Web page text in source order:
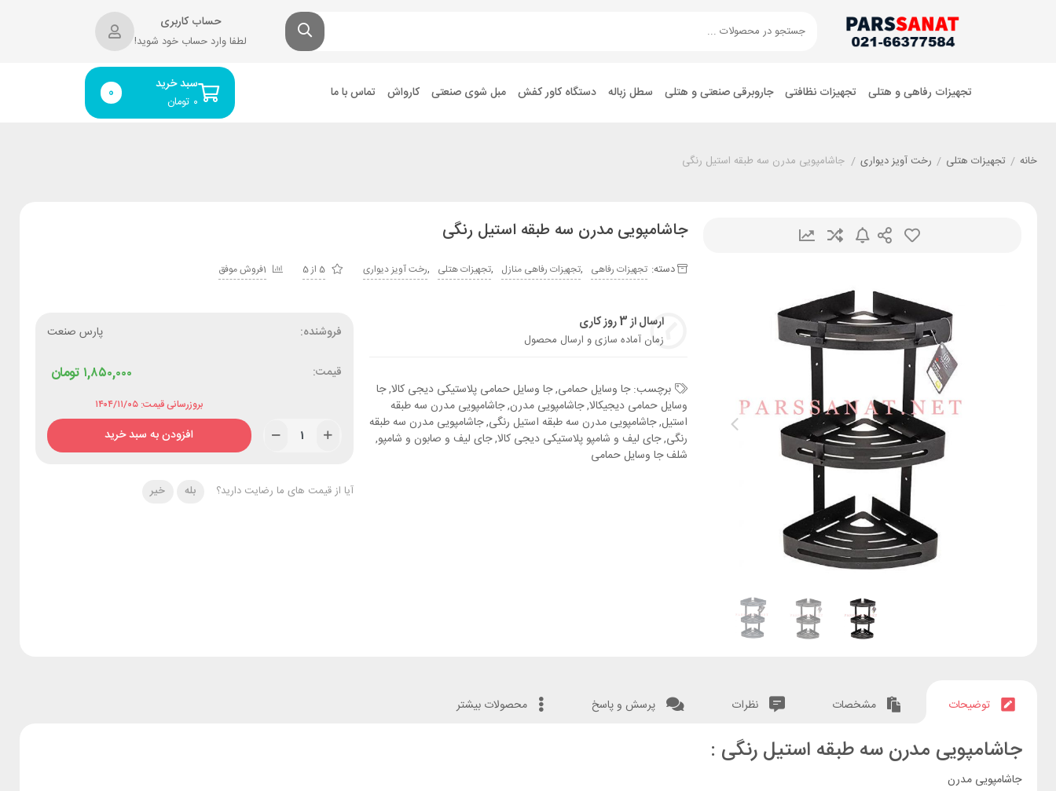
حساب کاربری
لطفا وارد حساب خود شوید!
تجهیزات رفاهی و هتلی تجهیزات نظافتی جاروبرقی صنعتی و هتلی سطل زباله دستگاه کاور کفش مبل شوی صنعتی کارواش تماس با ما سبد خرید
تومان ۰ 0
خانه / تجهیزات هتلی / رخت آویز دیواری / جاشامپویی مدرن سه طبقه استیل رنگی
جاشامپویی مدرن سه طبقه استیل رنگی
دسته: تجهیزات رفاهی ,تجهیزات رفاهی منازل ,تجهیزات هتلی ,رخت آویز دیواری 5 از 5 1فروش موفق
ارسال از 3 روز کاری
زمان آماده سازی و ارسال محصول
برچسب:جا وسایل حمامی,جا وسایل حمامی پلاستیکی دیجی کالا,جا
وسایل حمامی دیجیکالا,جاشامپویی مدرن,جاشامپویی مدرن سه طبقه
استیل,جاشامپویی مدرن سه طبقه استیل رنگی,جاشامپویی مدرن سه طبقه
رنگی,جای لیف و شامپو پلاستیکی دیجی کالا,جای لیف و صابون و شامپو,
شلف جا وسایل حمامی
فروشنده: پارس صنعت
قیمت: تومان ۱,۸۵۰,۰۰۰
بروزرسانی قیمت: ۱۴۰۴/۱۱/۰۵
افزودن به سبد خرید
آیا از قیمت های ما رضایت دارید؟ بله خیر
توضیحات مشخصات نظرات پرسش و پاسخ محصولات بیشتر
جاشامپویی مدرن سه طبقه استیل رنگی :
جاشامپویی مدرن